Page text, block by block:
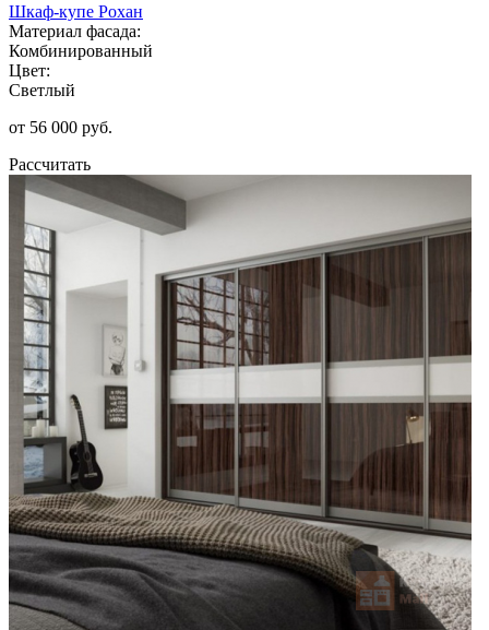
Шкаф-купе Рохан
Материал фасада:
Комбинированный
Цвет:
Светлый
от 56 000 руб.
Рассчитать